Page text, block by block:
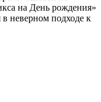
на День рождения»
в неверном подходе к